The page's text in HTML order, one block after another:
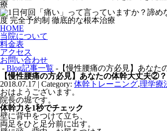
HOME
当院について
料金表
アクセス
お問い合わせ
- Blog記事一覧 -【慢性腰痛の方必見】あなた
【慢性腰痛の方必見】あなたの体幹大丈夫②？
2018.07.17 | Category: 体幹トレーニング,理学療
おはようございます。
院長の堀です。
体幹力を1秒でチェック
壁に背中をつけて立ち、
両足をひと足分前に出す。